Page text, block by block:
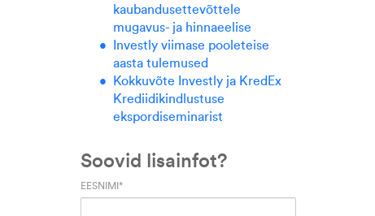
kaubandusettevõttele
mugavus- ja hinnaeelise
Investly viimase pooleteise
aasta tulemused
Kokkuvõte Investly ja KredEx
Krediidikindlustuse
ekspordiseminarist
Soovid lisainfot?
EESNIMI *